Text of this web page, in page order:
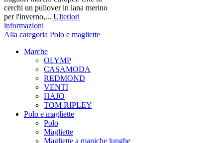
cerchi un pullover in lana merino
per l'inverno,... Ulteriori
informazioni
Alla categoria Polo e magliette
Marche
OLYMP
CASAMODA
REDMOND
VENTI
HAJO
TOM RIPLEY
Polo e magliette
Polo
Magliette
Magliette a maniche lunghe